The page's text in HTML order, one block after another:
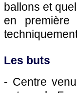
ballons et
en
Les buts
- Centre